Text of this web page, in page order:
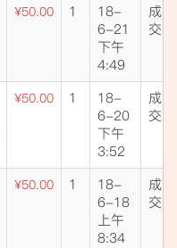
¥50.00 1
18-
6-21
下午
4:49
成
交
¥50.00 1
18-
6-20
下午
3:52
成
交
¥50.00 1
18-
6-18
上午
8:34
成
交